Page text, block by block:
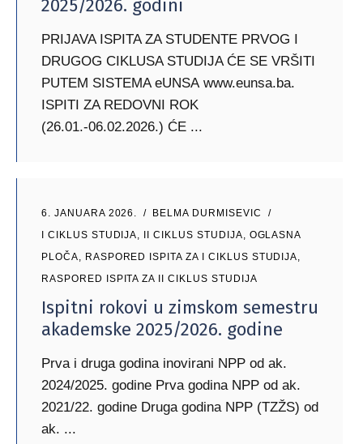
2025/2026. godini
PRIJAVA ISPITA ZA STUDENTE PRVOG I
DRUGOG CIKLUSA STUDIJA ĆE SE VRŠITI
PUTEM SISTEMA eUNSA www.eunsa.ba.
ISPITI ZA REDOVNI ROK
(26.01.-06.02.2026.) ĆE
6. JANUARA 2026.
BELMA DURMISEVIC
I CIKLUS STUDIJA, II CIKLUS STUDIJA, OGLASNA
PLOČA, RASPORED ISPITA ZA I CIKLUS STUDIJA,
RASPORED ISPITA ZA II CIKLUS STUDIJA
Ispitni rokovi u zimskom semestru
akademske 2025/2026. godine
Prva i druga godina inovirani NPP od ak.
2024/2025. godine Prva godina NPP od ak.
2021/22. godine Druga godina NPP (TZŽS) od
ak.